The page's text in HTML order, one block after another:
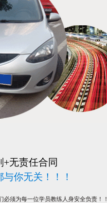
+无责任合同
你无关！！！
必须为每一位学员教练人身安全负责！